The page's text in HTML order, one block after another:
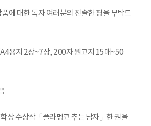
에 대한 독자 여러분의 진솔한 평을 부탁드
용지 2장~7장, 200자 원고지 15매~50
상 수상작「플라멩코 추는 남자」한 권을